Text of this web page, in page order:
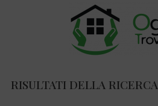
RISULTATI DELLA RICERCA